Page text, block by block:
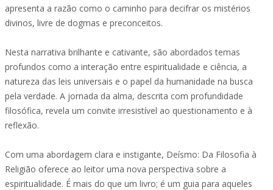
apresenta a razão como o caminho para decifrar os mistérios
divinos, livre de dogmas e preconceitos.
Nesta narrativa brilhante e cativante, são abordados temas
profundos como a interação entre espiritualidade e ciência, a
natureza das leis universais e o papel da humanidade na busca
pela verdade. A jornada da alma, descrita com profundidade
filosófica, revela um convite irresistível ao questionamento e à
reflexão.
Com uma abordagem clara e instigante, Deísmo: Da Filosofia à
Religião oferece ao leitor uma nova perspectiva sobre a
espiritualidade. É mais do que um livro; é um guia para aqueles